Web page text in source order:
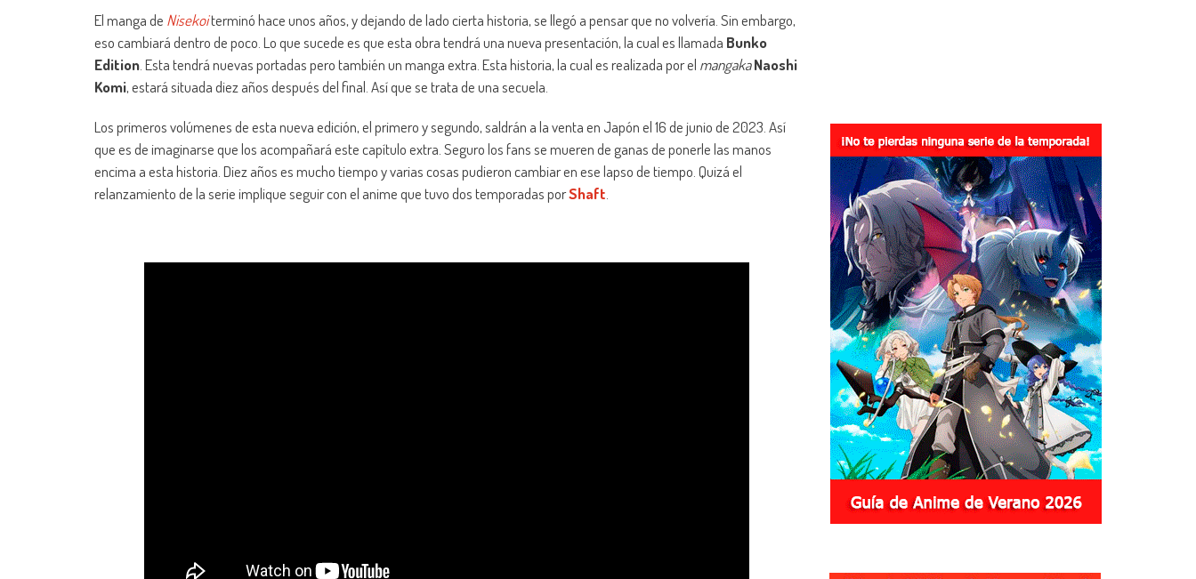
El manga de Nisekoiterminó hace unos años, y dejando de lado cierta historia, se llegó a pensar que no volvería. Sin embargo,
eso cambiará dentro de poco. Lo que sucede es que esta obra tendrá una nueva presentación, la cual es llamada Bunko
Edition. Esta tendrá nuevas portadas pero también un manga extra. Esta historia, la cual es realizada por el mangakaNaoshi
Komi, estará situada diez años después del final. Así que se trata de una secuela.
Los primeros volúmenes de esta nueva edición, el primero y segundo, saldrán a la venta en Japón el 16 de junio de 2023. Así
que es de imaginarse que los acompañará este capítulo extra. Seguro los fans se mueren de ganas de ponerle las manos
encima a esta historia. Diez años es mucho tiempo y varias cosas pudieron cambiar en ese lapso de tiempo. Quizá el
relanzamiento de la serie implique seguir con el anime que tuvo dos temporadas porShaft.